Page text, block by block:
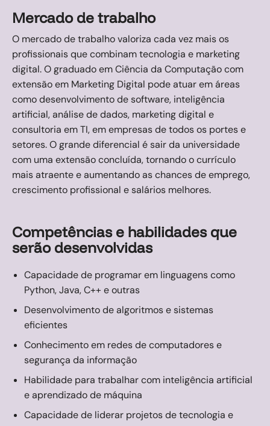
Mercado de trabalho
O mercado de trabalho valoriza cada vez mais os
profissionais que combinam tecnologia e marketing
digital. O graduado em Ciência da Computação com
extensão em Marketing Digital pode atuar em áreas
como desenvolvimento de software, inteligência
artificial, análise de dados, marketing digital e
consultoria em TI, em empresas de todos os portes e
setores. O grande diferencial é sair da universidade
com uma extensão concluída, tornando o currículo
mais atraente e aumentando as chances de emprego,
crescimento profissional e salários melhores.
Competências e habilidades que
serão desenvolvidas
Capacidade de programar em linguagens como
Python, Java, C++ e outras
Desenvolvimento de algoritmos e sistemas
eficientes
Conhecimento em redes de computadores e
segurança da informação
Habilidade para trabalhar com inteligência artificial
e aprendizado de máquina
Capacidade de liderar projetos de tecnologia e